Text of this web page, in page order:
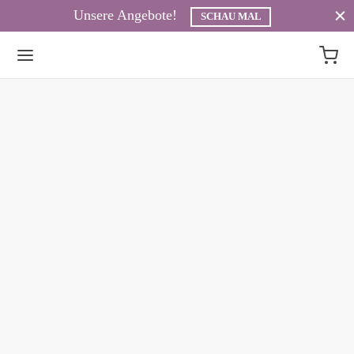
Unsere Angebote! SCHAU MAL